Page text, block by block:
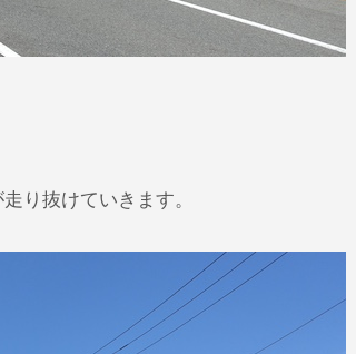
り抜けていきます。